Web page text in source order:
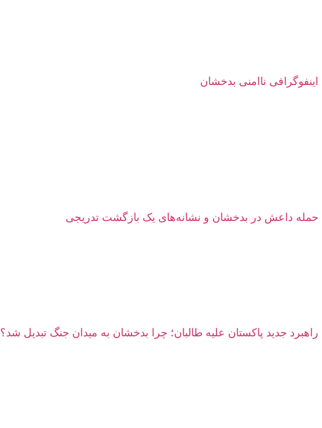
اینفوگرافی ناامنی بدخشان
حمله داعش در بدخشان و نشانه‌های یک بازگشت تدریجی
راهبرد جدید پاکستان علیه طالبان؛ چرا بدخشان به میدان جنگ تبدیل شد؟